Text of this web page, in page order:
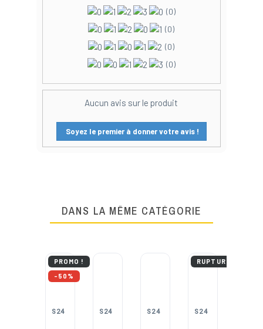
(0)
(0)
(0)
(0)
Aucun avis sur le produit
Soyez le premier à donner votre avis !
DANS LA MÊME CATÉGORIE
S24
PROMO !
-50%
S24 S24 S24
RUPTURE DE